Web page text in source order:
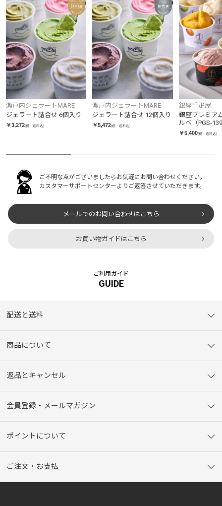
瀬戸内ジェラートMARE
ジェラート詰合せ 6個入り
￥3,272(税・送料込)
瀬戸内ジェラートMARE
ジェラート詰合せ 12個入り
￥5,472(税・送料込)
銀座千疋屋
銀座プレミア
ルベ（PGS-
￥5,400(税・送料込)
ご不明な点がございましたらお気軽にお問い合わせください。
カスタマーサポートセンターよりご返答させていただきます。
メールでのお問い合わせはこちら
お買い物ガイドはこちら
ご利用ガイド
GUIDE
配送と送料
商品について
返品とキャンセル
会員登録・メールマガジン
ポイントについて
ご注文・お支払